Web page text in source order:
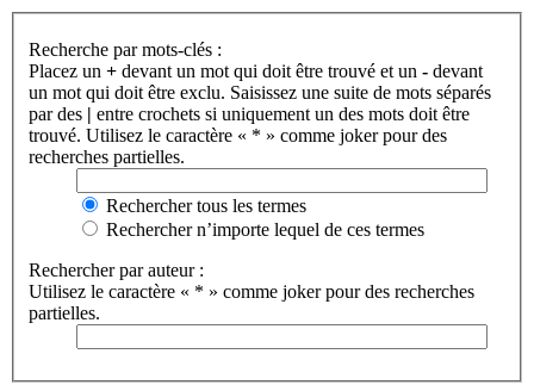
Recherche par mots-clés :
Placez un + devant un mot qui doit être trouvé et un - devant
un mot qui doit être exclu. Saisissez une suite de mots séparés
par des | entre crochets si uniquement un des mots doit être
trouvé. Utilisez le caractère « * » comme joker pour des
recherches partielles.
Rechercher tous les termes
Rechercher n’importe lequel de ces termes
Rechercher par auteur :
Utilisez le caractère « * » comme joker pour des recherches
partielles.